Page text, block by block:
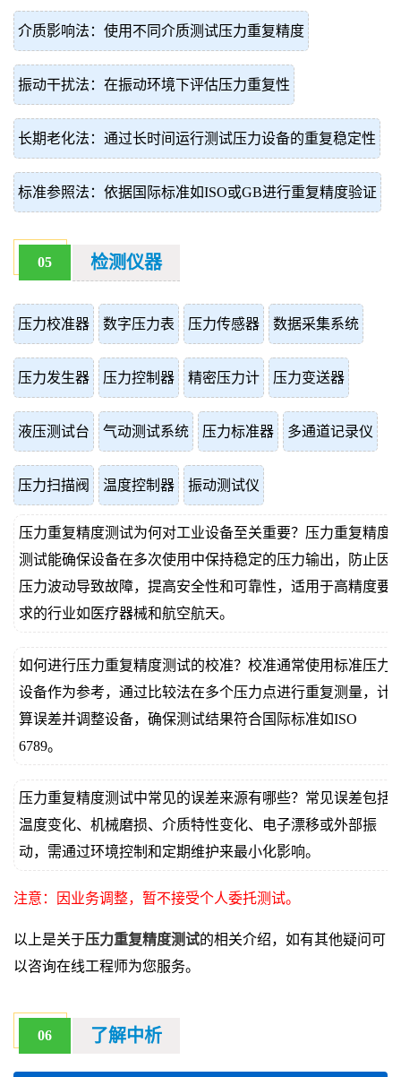
介质影响法：使用不同介质测试压力重复精度
振动干扰法：在振动环境下评估压力重复性
长期老化法：通过长时间运行测试压力设备的重复稳定性
标准参照法：依据国际标准如ISO或GB进行重复精度验证
05 检测仪器
压力校准器 数字压力表 压力传感器 数据采集系统
压力发生器 压力控制器 精密压力计 压力变送器
液压测试台 气动测试系统 压力标准器 多通道记录仪
压力扫描阀 温度控制器 振动测试仪
压力重复精度测试为何对工业设备至关重要？压力重复精度
测试能确保设备在多次使用中保持稳定的压力输出，防止因
压力波动导致故障，提高安全性和可靠性，适用于高精度要
求的行业如医疗器械和航空航天。
如何进行压力重复精度测试的校准？校准通常使用标准压力
设备作为参考，通过比较法在多个压力点进行重复测量，计
算误差并调整设备，确保测试结果符合国际标准如ISO
6789。
压力重复精度测试中常见的误差来源有哪些？常见误差包括
温度变化、机械磨损、介质特性变化、电子漂移或外部振
动，需通过环境控制和定期维护来最小化影响。
注意：因业务调整，暂不接受个人委托测试。
以上是关于压力重复精度测试的相关介绍，如有其他疑问可
以咨询在线工程师为您服务。
06 了解中析